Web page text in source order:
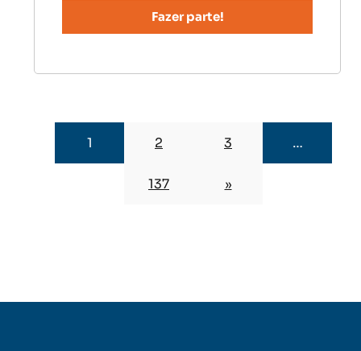
1 2 3 …
137 »